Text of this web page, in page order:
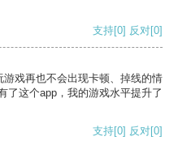
支持[0] 反对[0]
戏再也不会出现卡顿、掉线的情
了这个app，我的游戏水平提升了
支持[0] 反对[0]